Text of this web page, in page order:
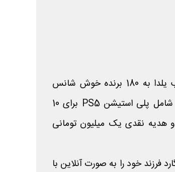
اپلیکیشن زیپاد برای آذرماه به مناسبت شب یلدا به 180 برنده خوش شانس
جوایز نفیسی هدیه می‌دهد. این جایزه ها شامل پلی استیشن PS5 برای 10
هوشمند و هدیه نقدی یک میلیون تومانی
فرزند خود را به صورت آنلاین با